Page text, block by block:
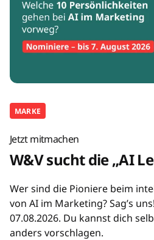
MARKE
Jetzt mitmachen
W&V sucht die „AI
Wer sind die Pioniere beim
von AI im Marketing? Sag’s
07.08.2026. Du kannst dich
anders vorschlagen.